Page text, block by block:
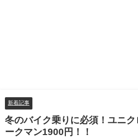
新着記事
冬のバイク乗りに必須！ユニ
ークマン1900円！！